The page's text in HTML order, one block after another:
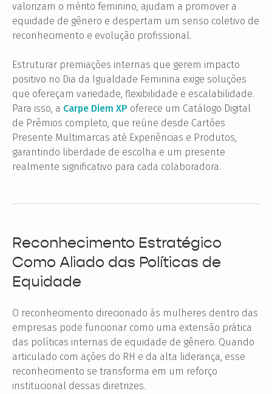
valorizam o mérito feminino, ajudam a promover a
equidade de gênero e despertam um senso coletivo de
reconhecimento e evolução profissional.
Estruturar premiações internas que gerem impacto
positivo no Dia da Igualdade Feminina exige soluções
que ofereçam variedade, flexibilidade e escalabilidade.
Para isso, a Carpe Diem XP oferece um Catálogo Digital
de Prêmios completo, que reúne desde Cartões
Presente Multimarcas até Experiências e Produtos,
garantindo liberdade de escolha e um presente
realmente significativo para cada colaboradora.
Reconhecimento Estratégico
Como Aliado das Políticas de
Equidade
O reconhecimento direcionado às mulheres dentro das
empresas pode funcionar como uma extensão prática
das políticas internas de equidade de gênero. Quando
articulado com ações do RH e da alta liderança, esse
reconhecimento se transforma em um reforço
institucional dessas diretrizes.